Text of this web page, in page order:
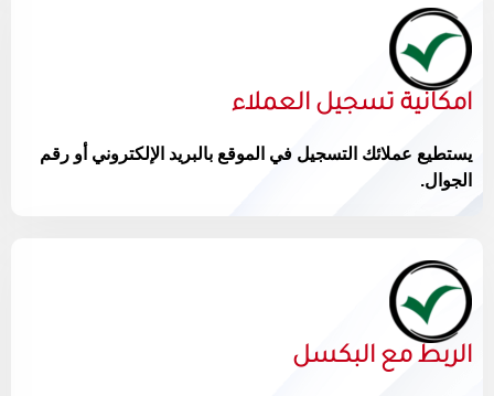
امكانية تسجيل العملاء
يستطيع عملائك التسجيل في الموقع بالبريد الإلكتروني أو رقم
الجوال.
الربط مع البكسل